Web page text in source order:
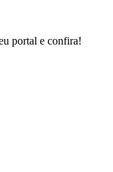
portal e confira!